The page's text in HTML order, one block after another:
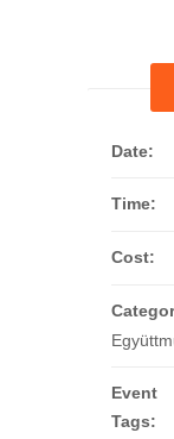
Date:
Time:
Cost:
Event
Tags: